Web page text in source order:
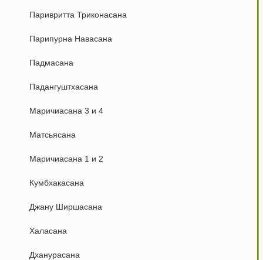
Паривритта Триконасана
Парипурна Навасана
Падмасана
Падангуштхасана
Маричиасана 3 и 4
Матсьясана
Маричиасана 1 и 2
Кумбхакасана
Джану Ширшасана
Халасана
Дханурасана